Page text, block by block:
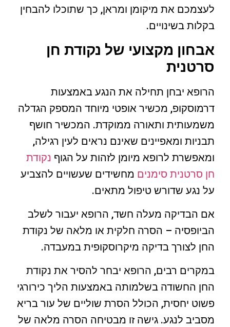
לעצמכם את מיקומן ומראן, כך שתוכלו להבחין
בקלות בשינויים.
אבחון מקצועי של נקודת חן
סרטנית
הרופא יבחן תחילה את הנגע באמצעות
דרמוסקופ, מכשיר אופטי מיוחד המספק הגדלה
משמעותית ותאורה ממוקדת. המכשיר חושף
תבניות ומאפיינים שאינם נראים לעין רגילה,
ומאפשרת לרופא מיומן לזהות על הגוף נקודת
חן סרטנית סימנים מחשידים שעשויים להצביע
על נגע שדורש טיפול מתאים.
אם הבדיקה מעלה חשד, הרופא יעבור לשלב
הביופסיה – הסרה חלקית או מלאה של נקודת
החן לצורך בדיקה מיקרוסקופית במעבדה.
במקרים רבים, הרופא יבחר להסיר את נקודת
החן החשודה בשלמותה באמצעות הליך כירורגי
פשוט יחסית, הכולל הסרת שוליים של עור בריא
מסביב לנגע. גישה זו מבטיחה הסרה מלאה של